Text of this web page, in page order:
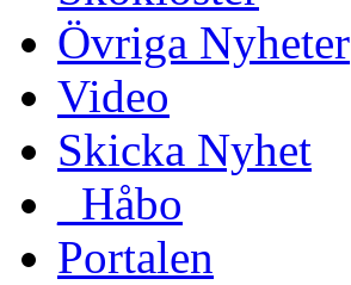
Övriga Nyheter
Video
Skicka Nyhet
_Håbo
Portalen